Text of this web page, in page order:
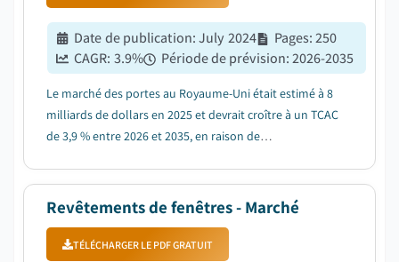
Date de publication:July 2024 Pages:250
CAGR: 3.9% Période de prévision:2026-2035
Le marché des portes au Royaume-Uni était estimé à 8
milliards de dollars en 2025 et devrait croître à un TCAC
de 3,9 % entre 2026 et 2035, en raison de
Revêtements de fenêtres - Marché
TÉLÉCHARGER LE PDF GRATUIT